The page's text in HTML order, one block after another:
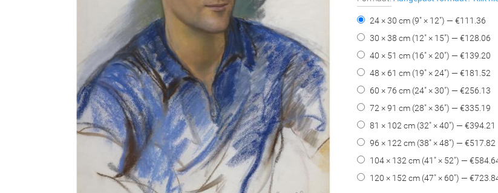
24 × 30 cm (9" × 12") — €111.36
30 × 38 cm (12" × 15") — €128.06
40 × 51 cm (16" × 20") — €139.20
48 × 61 cm (19" × 24") — €181.52
60 × 76 cm (24" × 30") — €256.13
72 × 91 cm (28" × 36") — €335.19
81 × 102 cm (32" × 40") — €394.21
96 × 122 cm (38" × 48") — €517.82
104 × 132 cm (41" × 52") — €
120 × 152 cm (47" × 60") — €